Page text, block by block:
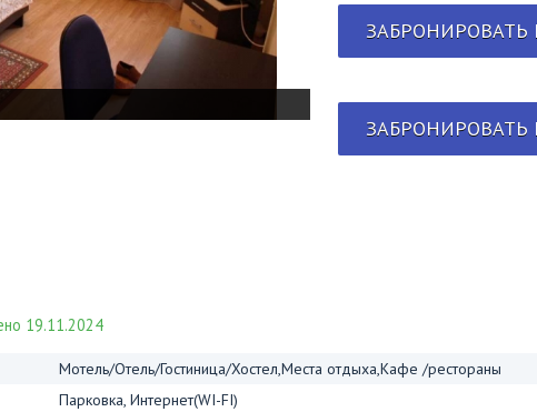
ЗАБРОНИРОВАТЬ
ЗАБРОНИРОВАТЬ
19.11.2024
Мотель/Отель/Гостиница/Хостел,Места отдыха,Кафе /рестораны
Парковка, Интернет(WI-FI)